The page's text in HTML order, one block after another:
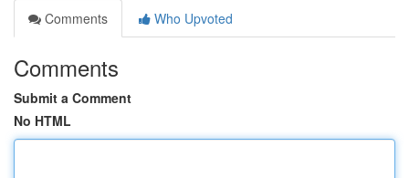
Comments
Who Upvoted
Comments
Submit a Comment
No HTML